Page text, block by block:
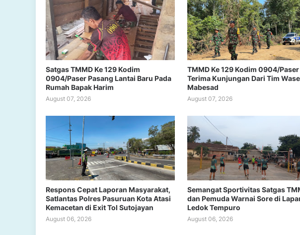
Satgas TMMD Ke 129 Kodim
0904/Paser Pasang Lantai Baru Pada
Rumah Bapak Harim
August 07, 2026
TMMD Ke 129 Kodim 0904/Paser
Terima Kunjungan Dari Tim
Mabesad
August 07, 2026
Respons Cepat Laporan Masyarakat,
Satlantas Polres Pasuruan Kota Atasi
Kemacetan di Exit Tol Sutojayan
August 06, 2026
Semangat Sportivitas Satgas
dan Pemuda Warnai Sore di
Ledok Tempuro
August 06, 2026